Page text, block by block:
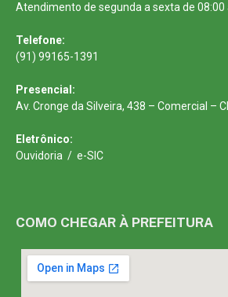
Atendimento de segunda a sexta de 08:00
Telefone:
(91) 99165-1391
Presencial:
Av. Cronge da Silveira, 438 – Comercial –
Eletrônico:
Ouvidoria / e-SIC
COMO CHEGAR À PREFEITURA